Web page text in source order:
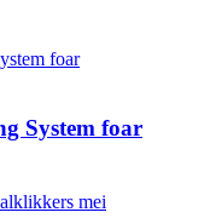
System foar